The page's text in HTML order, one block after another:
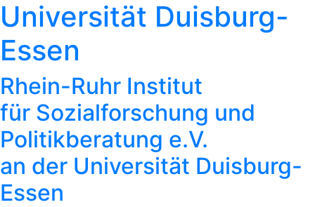
Universität Duisburg-
Essen
Rhein-Ruhr Institut
für Sozialforschung und
Politikberatung e.V.
an der Universität Duisburg-
Essen